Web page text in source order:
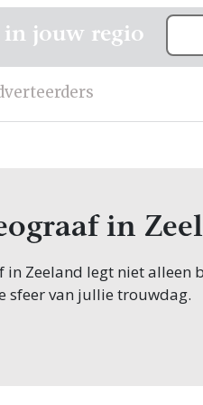
in jouw regio
in
in Zeeland legt niet alleen
sfeer van jullie trouwdag.
moment vastleggen,